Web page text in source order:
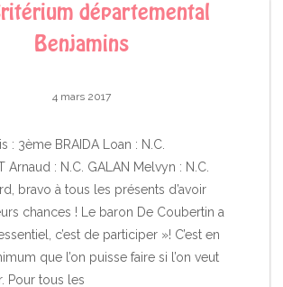
départemental
Benjamins
4 mars 2017
: 3ème BRAIDA Loan : N.C.
Arnaud : N.C. GALAN Melvyn : N.C.
bravo à tous les présents d’avoir
chances ! Le baron De Coubertin a
c’est de participer »! C’est en
que l’on puisse faire si l’on veut
Pour tous les